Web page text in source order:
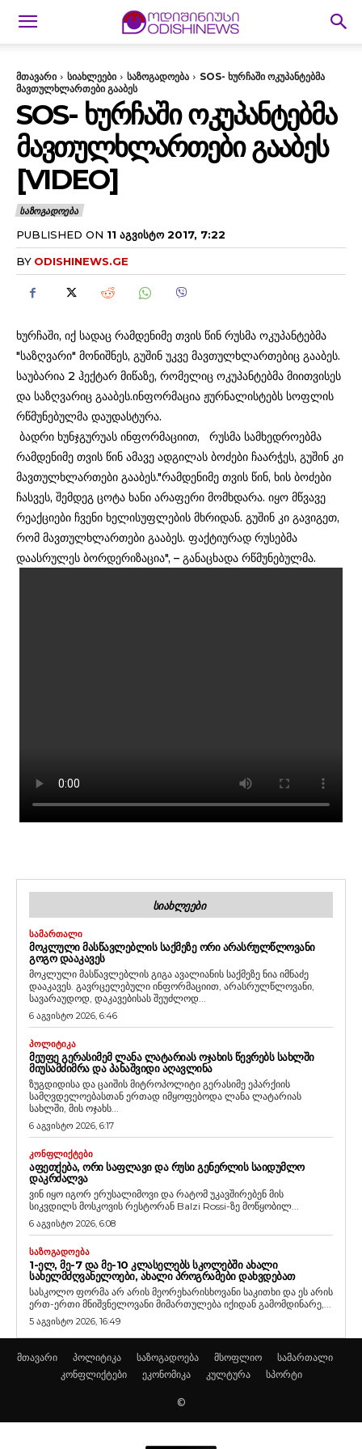
მთავარი სიახლეები საზოგადოება
SOS- ხურჩაში ოკუპანტებმა
მავთულხლართები გააბეს
SOS- ᲮᲣᲠᲩᲐᲨᲘ ᲝᲙᲣᲞᲐᲜᲢᲔᲑᲛᲐ
ᲛᲐᲕᲗᲣᲚᲮᲚᲐᲠᲗᲔᲑᲘ ᲒᲐᲐᲑᲔᲡ
[VIDEO]
ᲡᲐᲖᲝᲒᲐᲓᲝᲔᲑᲐ
PUBLISHED ON 11 ᲐᲒᲕᲘᲡᲢᲝ 2017, 7:22
BY ODISHINEWS.GE
ხურჩაში, იქ სადაც რამდენიმე თვის წინ რუსმა ოკუპანტებმა
"საზღვარი" მონიშნეს, გუშინ უკვე მავთულხლართებიც გააბეს.
საუბარია 2 ჰექტარ მიწაზე, რომელიც ოკუპანტებმა მიითვისეს
და საზღვარიც გააბეს.ინფორმაცია ჟურნალისტებს სოფლის
რწმუნებულმა დაუდასტურა.
ბადრი ხუნჯგურუას ინფორმაციით, რუსმა სამხედროებმა
რამდენიმე თვის წინ ამავე ადგილას ბოძები ჩაარჭეს, გუშინ კი
მავთულხლართები გააბეს."რამდენიმე თვის წინ, ხის ბოძები
ჩასვეს, შემდეგ ცოტა ხანი არაფერი მომხდარა. იყო მწვავე
რეაქციები ჩვენი ხელისუფლების მხრიდან. გუშინ კი გავიგეთ,
რომ მავთულხლართები გააბეს. ფაქტიურად რუსებმა
დაასრულეს ბორდერიზაცია", – განაცხადა რწმუნებულმა.
ᲡᲘᲐᲮᲚᲔᲔᲑᲘ
ᲡᲐᲛᲐᲠᲗᲐᲚᲘ
ᲛᲝᲙᲚᲣᲚᲘ ᲛᲐᲡᲬᲐᲕᲚᲔᲑᲚᲘᲡ ᲡᲐᲥᲛᲔᲖᲔ ᲝᲠᲘ ᲐᲠᲐᲡᲠᲣᲚᲬᲚᲝᲕᲐᲜᲘ
ᲒᲝᲒᲝ ᲓᲐᲐᲙᲐᲕᲔᲡ
მოკლული მასწავლებლის გიგა ავალიანის საქმეზე ნია იმნაძე
დააკავეს. გავრცელებული ინფორმაციით, არასრულწლოვანი,
სავარაუდოდ, დაკავებისას შეუძლოდ...
6 აგვისტო 2026, 6:46
ᲞᲝᲚᲘᲢᲘᲙᲐ
ᲛᲔᲣᲤᲔ ᲒᲔᲠᲐᲡᲘᲛᲔᲛ ᲚᲐᲜᲐ ᲚᲐᲢᲐᲠᲘᲐᲡ ᲝᲯᲐᲮᲘᲡ ᲬᲔᲕᲠᲔᲑᲡ ᲡᲐᲮᲚᲨᲘ
ᲛᲘᲣᲡᲐᲛᲫᲘᲛᲠᲐ ᲓᲐ ᲞᲐᲜᲐᲨᲕᲘᲓᲘ ᲐᲦᲐᲕᲚᲘᲜᲐ
ზუგდიდისა და ცაიშის მიტროპოლიტი გერასიმე ეპარქიის
სამღვდელოებასთან ერთად იმყოფებოდა ლანა ლატარიას
სახლში, მის ოჯახს...
6 აგვისტო 2026, 6:17
ᲙᲝᲜᲤᲚᲘᲥᲢᲔᲑᲘ
ᲐᲤᲔᲗᲥᲔᲑᲐ, ᲝᲠᲘ ᲡᲐᲤᲚᲐᲕᲘ ᲓᲐ ᲠᲣᲡᲘ ᲒᲔᲜᲔᲠᲚᲘᲡ ᲡᲐᲘᲓᲣᲛᲚᲝ
ᲓᲐᲙᲠᲫᲐᲚᲕᲐ
ვინ იყო იგორ ერუსალიმოვი და რატომ უკავშირებენ მის
სიკვდილს მოსკოვის რესტორან Balzi Rossi-ზე მოწყობილ...
6 აგვისტო 2026, 6:08
ᲡᲐᲖᲝᲒᲐᲓᲝᲔᲑᲐ
1-ᲔᲚ, ᲛᲔ-7 ᲓᲐ ᲛᲔ-10 ᲙᲚᲐᲡᲔᲚᲔᲑᲡ ᲡᲙᲝᲚᲔᲑᲨᲘ ᲐᲮᲐᲚᲘ
ᲡᲐᲮᲔᲚᲛᲫᲦᲕᲐᲜᲔᲚᲝᲔᲑᲘ, ᲐᲮᲐᲚᲘ ᲞᲠᲝᲒᲠᲐᲛᲔᲑᲘ ᲓᲐᲮᲕᲓᲔᲑᲐᲗ
სასკოლო ფორმა არ არის მეორეხარისხოვანი საკითხი და ეს არის
ერთ-ერთი მნიშვნელოვანი მიმართულება იქიდან გამომდინარე,...
5 აგვისტო 2026, 16:49
მთავარი პოლიტიკა საზოგადოება მსოფლიო
სამართალი
კონფლიქტები
ეკონომიკა კულტურა სპორტი
©